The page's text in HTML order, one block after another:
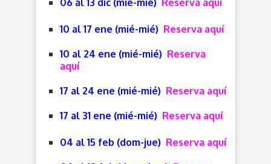
06 al 13 dic (mié-mié) Reserva aquí
10 al 17 ene (mié-mié) Reserva aquí
10 al 24 ene (mié-mié) Reserva
aquí
17 al 24 ene (mié-mié) Reserva aquí
17 al 31 ene (mié-mié) Reserva aquí
04 al 15 feb (dom-jue) Reserva aquí